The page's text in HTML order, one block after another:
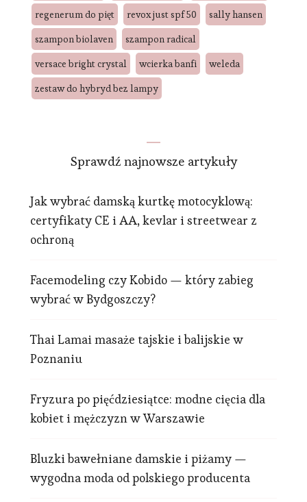
regenerum do pięt
revox just spf 50
sally hansen
szampon biolaven
szampon radical
versace bright crystal
wcierka banfi
weleda
zestaw do hybryd bez lampy
Sprawdź najnowsze artykuły
Jak wybrać damską kurtkę motocyklową:
certyfikaty CE i AA, kevlar i streetwear z
ochroną
Facemodeling czy Kobido — który zabieg
wybrać w Bydgoszczy?
Thai Lamai masaże tajskie i balijskie w
Poznaniu
Fryzura po pięćdziesiątce: modne cięcia dla
kobiet i mężczyzn w Warszawie
Bluzki bawełniane damskie i piżamy —
wygodna moda od polskiego producenta